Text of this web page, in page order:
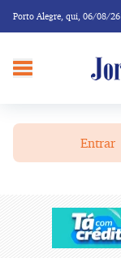
Porto Alegre, qui, 06/08/26
Entrar